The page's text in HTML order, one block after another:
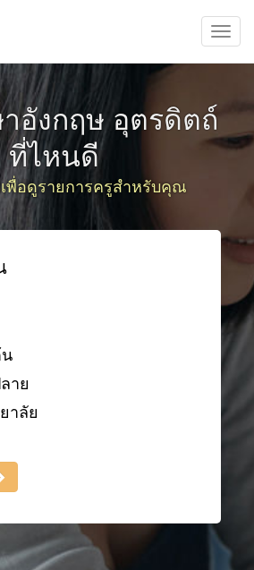
อังกฤษ อุตรดิตถ์
ที่ไหนดี
พื่อดูรายการครูสำหรับคุณ
าย
าลัย